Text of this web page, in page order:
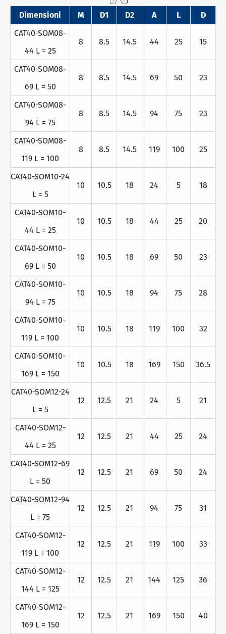
Dimensioni M D1 D2 A L
D
CAT40-SOM08-
44 L = 25
8 8.5 14.5 44 25 15
CAT40-SOM08-
69 L = 50
8 8.5 14.5 69 50 23
CAT40-SOM08-
94 L = 75
8 8.5 14.5 94 75 23
CAT40-SOM08-
119 L = 100
8 8.5 14.5 119 100 25
CAT40-SOM10-24
L = 5
10 10.5 18 24 5 18
CAT40-SOM10-
44 L = 25
10 10.5 18 44 25 20
CAT40-SOM10-
69 L = 50
10 10.5 18 69 50 23
CAT40-SOM10-
94 L = 75
10 10.5 18 94 75 28
CAT40-SOM10-
119 L = 100
10 10.5 18 119 100 32
CAT40-SOM10-
169 L = 150
10 10.5 18 169 150 36.5
CAT40-SOM12-24
L = 5
12 12.5 21 24 5 21
CAT40-SOM12-
44 L = 25
12 12.5 21 44 25 24
CAT40-SOM12-69
L = 50
12 12.5 21 69 50 24
CAT40-SOM12-94
L = 75
12 12.5 21 94 75 31
CAT40-SOM12-
119 L = 100
12 12.5 21 119 100 33
CAT40-SOM12-
144 L = 125
12 12.5 21 144 125 36
CAT40-SOM12-
169 L = 150
12 12.5 21 169 150 40